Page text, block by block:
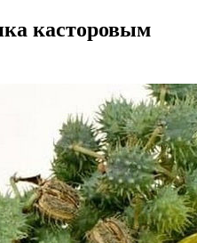
касторовым